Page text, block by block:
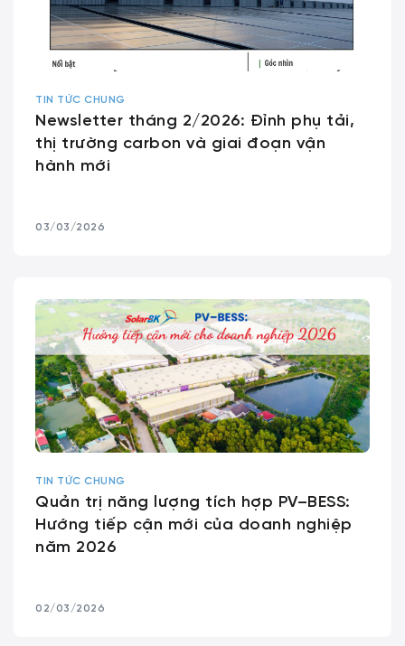
TIN TỨC CHUNG
Newsletter tháng 2/2026: Đỉnh phụ tải,
thị trường carbon và giai đoạn vận
hành mới
03/03/2026
TIN TỨC CHUNG
Quản trị năng lượng tích hợp PV–BESS:
Hướng tiếp cận mới của doanh nghiệp
năm 2026
02/03/2026